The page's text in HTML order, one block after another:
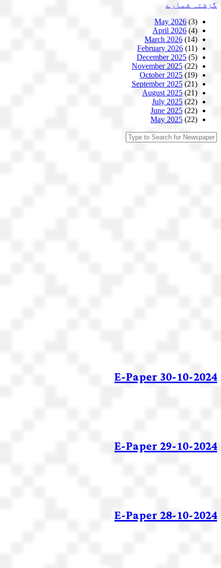
گزشتہ شمارے
May 2026 (3)
April 2026 (4)
March 2026 (14)
February 2026 (11)
December 2025 (5)
November 2025 (22)
October 2025 (19)
September 2025 (21)
August 2025 (21)
July 2025 (22)
June 2025 (22)
May 2025 (22)
E-Paper 30-10-2024
E-Paper 29-10-2024
E-Paper 28-10-2024